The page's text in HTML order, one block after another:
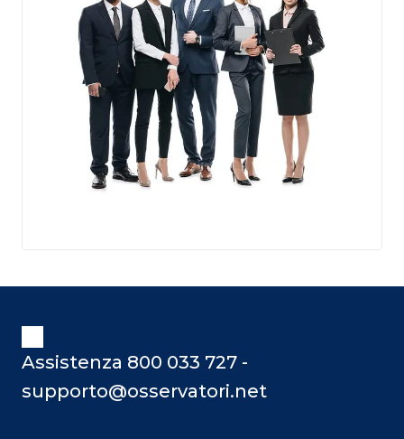
Assistenza 800 033 727 -
supporto@osservatori.net